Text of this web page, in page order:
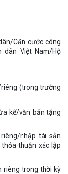
Căn cước công
dân Việt Nam/Hộ
riêng (trong trường
kế/văn bản tặng
nhập tài sản
thuận xác lập
riêng trong thời kỳ